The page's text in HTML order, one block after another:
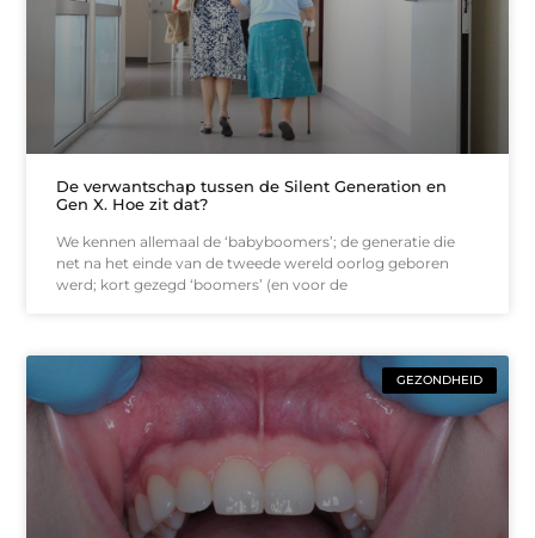
De verwantschap tussen de Silent Generation en
Gen X. Hoe zit dat?
We kennen allemaal de ‘babyboomers’; de generatie die
net na het einde van de tweede wereld oorlog geboren
werd; kort gezegd ‘boomers’ (en voor de
GEZONDHEID